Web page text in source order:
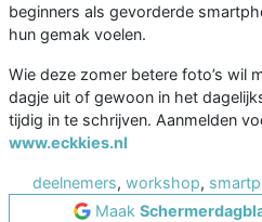
beginners als gevorderde
hun gemak voelen.
Wie deze zomer betere foto’s wil
dagje uit of gewoon in het
tijdig in te schrijven. Aanmelden
www.eckkies.nl
deelnemers, workshop,
Maak